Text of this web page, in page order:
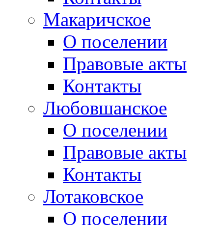
Макаричское
О поселении
Правовые акты
Контакты
Любовшанское
О поселении
Правовые акты
Контакты
Лотаковское
О поселении